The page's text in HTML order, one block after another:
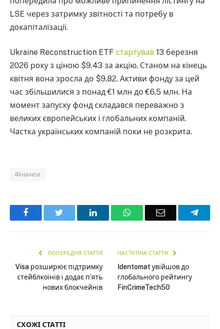
LSE через затримку звітності та потребу в
докапіталізації.
Ukraine Reconstruction ETF стартував 13 березня
2026 року з ціною $9,43 за акцію. Станом на кінець
квітня вона зросла до $9,82. Активи фонду за цей
час збільшилися з понад €1 млн до €6,5 млн. На
момент запуску фонд складався переважно з
великих європейських і глобальних компаній.
Частка українських компаній поки не розкрита.
Фінанси
Facebook LinkedInWhatsAppEmail
ПОПЕРЕДНЯ СТАТТЯ
Visa розширює підтримку
стейблкоїнів і додає п’ять
нових блокчейнів
НАСТУПНА СТАТТЯ
Identomat увійшов до
глобального рейтингу
FinCrimeTech50
СХОЖІ СТАТТІ